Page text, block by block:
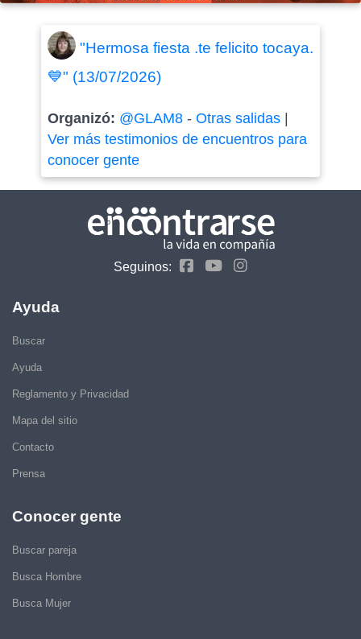
"Hermosa fiesta .te felicito tocaya.
💙" (13/07/2026)
Organizó: @GLAM8- Otras salidas|
Ver más testimonios de encuentros para
conocer gente
Seguinos:
Ayuda
Buscar
Ayuda
Reglamento y Privacidad
Mapa del sitio
Contacto
Prensa
Conocer gente
Buscar pareja
Busca Hombre
Busca Mujer